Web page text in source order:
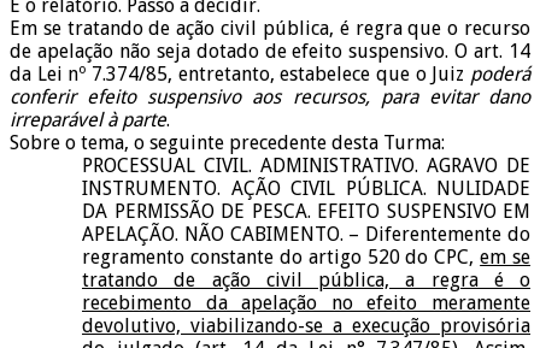
É o relatório. Passo a decidir.
Em se tratando de ação civil pública, é regra que o recurso
de apelação não seja dotado de efeito suspensivo. O art. 14
da Lei nº 7.374/85, entretanto, estabelece que o Juiz poderá
conferir efeito suspensivo aos recursos, para evitar dano
irreparável à parte.
Sobre o tema, o seguinte precedente desta Turma:
PROCESSUAL CIVIL. ADMINISTRATIVO. AGRAVO DE
INSTRUMENTO. AÇÃO CIVIL PÚBLICA. NULIDADE
DA PERMISSÃO DE PESCA. EFEITO SUSPENSIVO EM
APELAÇÃO. NÃO CABIMENTO. – Diferentemente do
regramento constante do artigo 520 do CPC,em se
tratando de ação civil pública, a regra é o
recebimento da apelação no efeito meramente
devolutivo, viabilizando-se a execução provisória